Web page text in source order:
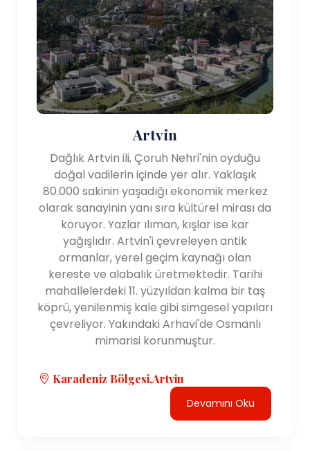
Artvin
Dağlık Artvin ili, Çoruh Nehri'nin oyduğu
doğal vadilerin içinde yer alır. Yaklaşık
80.000 sakinin yaşadığı ekonomik merkez
olarak sanayinin yanı sıra kültürel mirası da
koruyor. Yazlar ılıman, kışlar ise kar
yağışlıdır. Artvin'i çevreleyen antik
ormanlar, yerel geçim kaynağı olan
kereste ve alabalık üretmektedir. Tarihi
mahallelerdeki 11. yüzyıldan kalma bir taş
köprü, yenilenmiş kale gibi simgesel yapıları
çevreliyor. Yakındaki Arhavi'de Osmanlı
mimarisi korunmuştur.
Karadeniz Bölgesi,Artvin
Devamını Oku